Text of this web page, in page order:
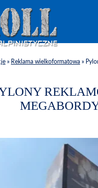
» Reklama wielkoformatowa »